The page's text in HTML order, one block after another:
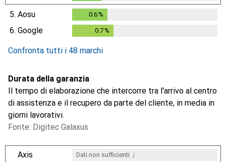
5. Aosu 0.6%
6. Google 0.7%
Confronta tutti i 48 marchi
Durata della garanzia
Il tempo di elaborazione che intercorre tra l'arrivo al centro
di assistenza e il recupero da parte del cliente, in media in
giorni lavorativi.
Fonte: Digitec Galaxus
Axis Dati non sufficienti i